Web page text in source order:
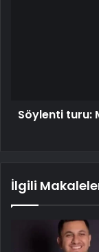
Söylenti turu:
İlgili